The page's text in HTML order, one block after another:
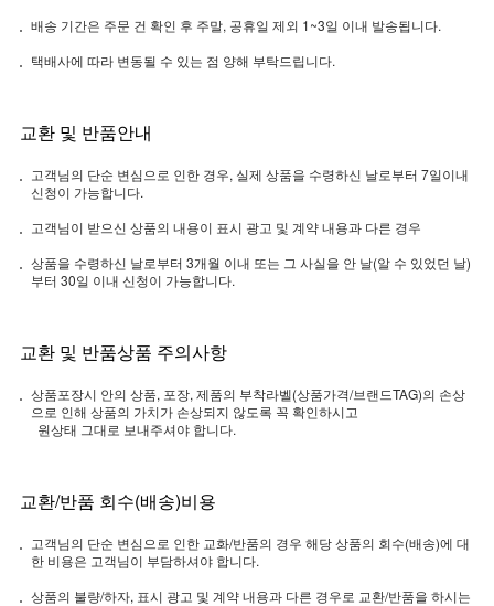
배송 기간은 주문 건 확인 후 주말, 공휴일 제외 1~3일 이내 발송됩니다.
택배사에 따라 변동될 수 있는 점 양해 부탁드립니다.
교환 및 반품안내
고객님의 단순 변심으로 인한 경우, 실제 상품을 수령하신 날로부터 7일이내
신청이 가능합니다.
고객님이 받으신 상품의 내용이 표시 광고 및 계약 내용과 다른 경우
상품을 수령하신 날로부터 3개월 이내 또는 그 사실을 안 날(알 수 있었던 날)
부터 30일 이내 신청이 가능합니다.
교환 및 반품상품 주의사항
상품포장시 안의 상품, 포장, 제품의 부착라벨(상품가격/브랜드TAG)의 손상
으로 인해 상품의 가치가 손상되지 않도록 꼭 확인하시고
원상태 그대로 보내주셔야 합니다.
교환/반품 회수(배송)비용
고객님의 단순 변심으로 인한 교화/반품의 경우 해당 상품의 회수(배송)에 대
한 비용은 고객님이 부담하셔야 합니다.
상품의 불량/하자, 표시 광고 및 계약 내용과 다른 경우로 교환/반품을 하시는